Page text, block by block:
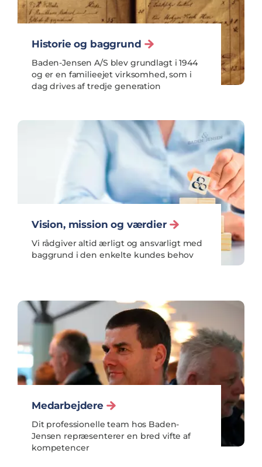
Historie og baggrund
Baden-Jensen A/S blev grundlagt i 1944
og er en familieejet virksomhed, som i
dag drives af tredje generation
Vision, mission og værdier
Vi rådgiver altid ærligt og ansvarligt med
baggrund i den enkelte kundes behov
Medarbejdere
Dit professionelle team hos Baden-
Jensen repræsenterer en bred vifte af
kompetencer